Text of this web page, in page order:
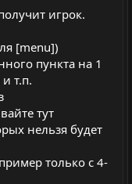
игрок.
[menu])
пункта на 1
т.п.
тут
нельзя будет
только с 4-